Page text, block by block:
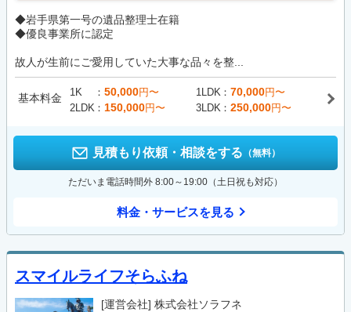
◆岩手県第一号の遺品整理士在籍
◆優良事業所に認定
故人が生前にご愛用していた大事な品々を整...
基本料金 1K 50,000円〜 1LDK 70,000円〜
2LDK
150,000円〜 3LDK 250,000円〜
見積もり依頼・相談をする （無料）
ただいま電話時間外 8:00～19:00（土日祝も対応）
料金・サービスを見る
スマイルライフそらふね
[運営会社] 株式会社ソラフネ